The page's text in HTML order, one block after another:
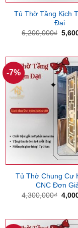
Tủ Thờ Tầng Kịch
Đại
6,200,000₫ Giá
-7%
Tủ Thờ Chung Cư
CNC Đơn
4,300,000₫ Giá